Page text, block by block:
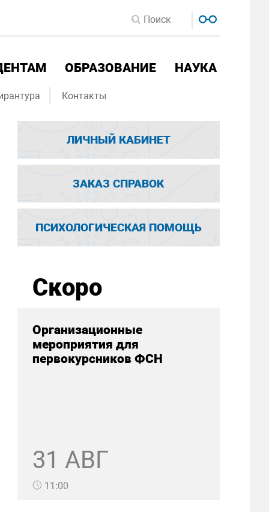
ОБРАЗОВАНИЕ НАУКА
Контакты
ЛИЧНЫЙ КАБИНЕТ
ЗАКАЗ СПРАВОК
ПСИХОЛОГИЧЕСКАЯ ПОМОЩЬ
Скоро
Организационные
мероприятия для
первокурсников ФСН
31 АВГ
11:00